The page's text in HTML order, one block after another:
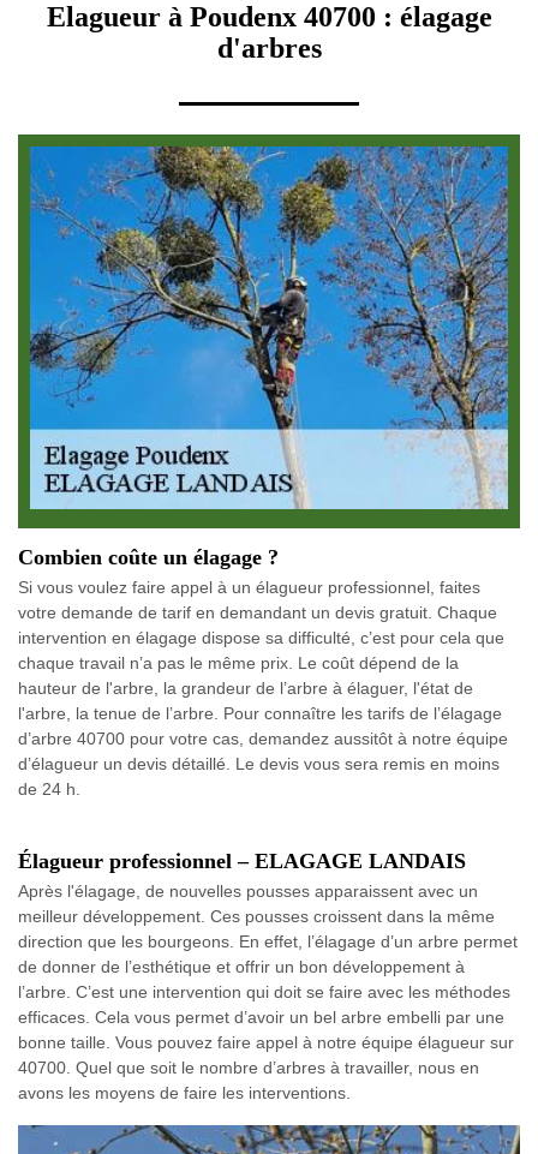
Elagueur à Poudenx 40700 : élagage
d'arbres
Combien coûte un élagage ?
Si vous voulez faire appel à un élagueur professionnel, faites
votre demande de tarif en demandant un devis gratuit. Chaque
intervention en élagage dispose sa difficulté, c’est pour cela que
chaque travail n’a pas le même prix. Le coût dépend de la
hauteur de l'arbre, la grandeur de l’arbre à élaguer, l'état de
l'arbre, la tenue de l’arbre. Pour connaître les tarifs de l’élagage
d’arbre 40700 pour votre cas, demandez aussitôt à notre équipe
d’élagueur un devis détaillé. Le devis vous sera remis en moins
de 24 h.
Élagueur professionnel – ELAGAGE LANDAIS
Après l'élagage, de nouvelles pousses apparaissent avec un
meilleur développement. Ces pousses croissent dans la même
direction que les bourgeons. En effet, l’élagage d’un arbre permet
de donner de l’esthétique et offrir un bon développement à
l’arbre. C’est une intervention qui doit se faire avec les méthodes
efficaces. Cela vous permet d’avoir un bel arbre embelli par une
bonne taille. Vous pouvez faire appel à notre équipe élagueur sur
40700. Quel que soit le nombre d’arbres à travailler, nous en
avons les moyens de faire les interventions.